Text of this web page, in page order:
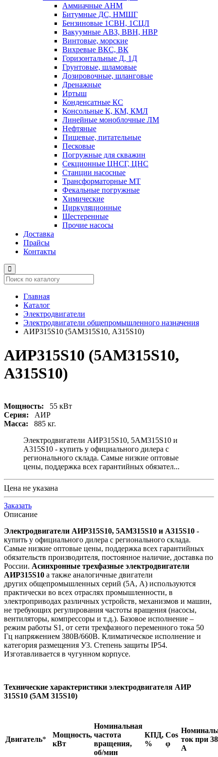
Аммиачные АНМ
Битумные ДС, НМШГ
Бензиновые 1СВН, 1СЦЛ
Вакуумные АВЗ, ВВН, НВР
Винтовые, морские
Вихревые ВКС, ВК
Горизонтальные Д, 1Д
Грунтовые, шламовые
Дозировочные, шланговые
Дренажные
Иртыш
Конденсатные КС
Консольные К, КМ, КМЛ
Линейные моноблочные ЛМ
Нефтяные
Пищевые, питательные
Песковые
Погружные для скважин
Секционные ЦНСГ, ЦНС
Станции насосные
Трансформаторные МТ
Фекальные погружные
Химические
Циркуляционные
Шестеренные
Прочие насосы
Доставка
Прайсы
Контакты
Главная
Каталог
Электродвигатели
Электродвигатели общепромышленного назначения
АИР315S10 (5АМ315S10, А315S10)
АИР315S10 (5АМ315S10,
А315S10)
Мощность:
55 кВт
Серия:
АИР
Масса:
885 кг.
Электродвигатели АИР315S10, 5АМ315S10 и
А315S10 - купить у официального дилера с
регионального склада. Самые низкие оптовые
цены, поддержка всех гарантийных обязател...
Цена не указана
Заказать
Описание
Электродвигатели АИР315S10, 5АМ315S10 и А315S10 -
купить у официального дилера с регионального склада.
Самые низкие оптовые цены, поддержка всех гарантийных
обязательств производителя, постоянное наличие, доставка по
России. Асинхронные трехфазные электродвигатели
АИР315S10 а также аналогичные двигатели
других общепромышленных серий (5А, А) используются
практически во всех отраслях промышленности, в
электроприводах различных устройств, механизмов и машин,
не требующих регулирования частоты вращения (насосы,
вентиляторы, компрессоры и т.д.). Базовое исполнение –
режим работы S1, от сети трехфазного переменного тока 50
Гц напряжением 380В/660В. Климатическое исполнение и
категория размещения У3. Степень защиты IP54.
Изготавливается в чугунном корпусе.
Технические характеристики электродвигателя АИР
315S10 (5АМ 315S10)
Двигатель*
Мощность,
кВт
Номинальная
частота
вращения,
об/мин
КПД,
%
Cos
φ
ток при
А